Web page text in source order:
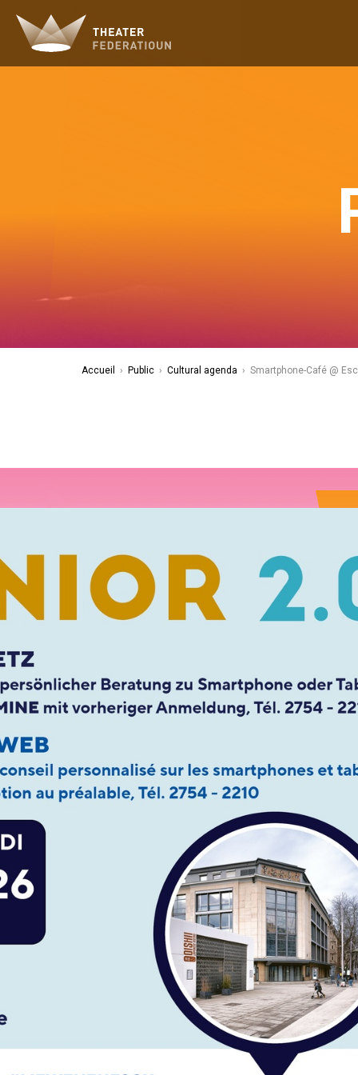
Accueil › Public › Cultural agenda › Smartphone-Café @